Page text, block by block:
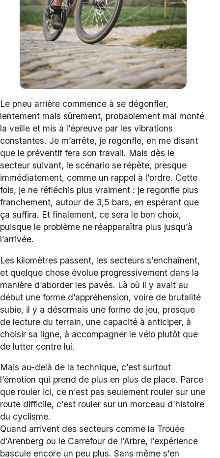
Le pneu arrière commence à se dégonfler,
lentement mais sûrement, probablement mal monté
la veille et mis à l’épreuve par les vibrations
constantes. Je m’arrête, je regonfle, en me disant
que le préventif fera son travail. Mais dès le
secteur suivant, le scénario se répète, presque
immédiatement, comme un rappel à l’ordre. Cette
fois, je ne réfléchis plus vraiment : je regonfle plus
franchement, autour de 3,5 bars, en espérant que
ça suffira. Et finalement, ce sera le bon choix,
puisque le problème ne réapparaîtra plus jusqu’à
l’arrivée.
Les kilomètres passent, les secteurs s’enchaînent,
et quelque chose évolue progressivement dans la
manière d’aborder les pavés. Là où il y avait au
début une forme d’appréhension, voire de brutalité
subie, il y a désormais une forme de jeu, presque
de lecture du terrain, une capacité à anticiper, à
choisir sa ligne, à accompagner le vélo plutôt que
de lutter contre lui.
Mais au-delà de la technique, c’est surtout
l’émotion qui prend de plus en plus de place. Parce
que rouler ici, ce n’est pas seulement rouler sur une
route difficile, c’est rouler sur un morceau d’histoire
du cyclisme.
Quand arrivent des secteurs comme la Trouée
d’Arenberg ou le Carrefour de l’Arbre, l’expérience
bascule encore un peu plus. Sans même s’en